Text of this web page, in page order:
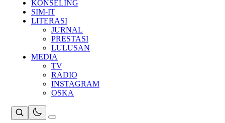
KONSELING
SIM-IT
LITERASI
JURNAL
PRESTASI
LULUSAN
MEDIA
TV
RADIO
INSTAGRAM
OSKA